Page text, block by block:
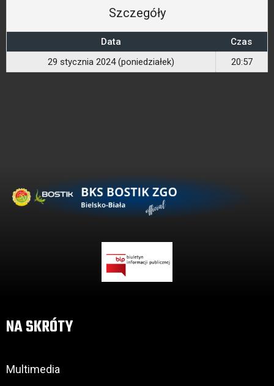
Szczegóły
Data
Czas
29 stycznia 2024 (poniedziałek)
20:57
NA SKRÓTY
Multimedia